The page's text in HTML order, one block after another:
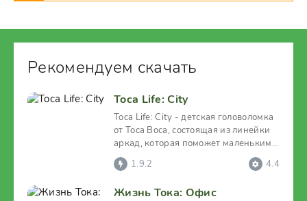
Рекомендуем скачать
Toca Life: City
Toca Life: City - детская головоломка
от Toca Boca, состоящая из линейки
аркад, которая поможет маленьким
игрокам, не
1.9.2 4.4
Жизнь Тока: Офис